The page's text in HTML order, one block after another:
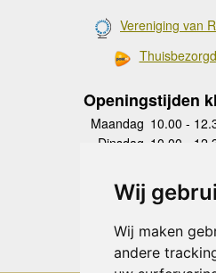
Wij
Wij maken
andere
Vereniging van
Openingstijden
Maandag 10.00 -
Dinsdag 10.00 -
Donderdag
10.00 -
Vrijdag 10.00 -
Zaterdag
Zondag